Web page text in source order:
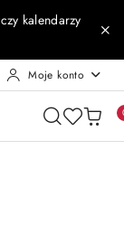
kalendarzy
Moje konto